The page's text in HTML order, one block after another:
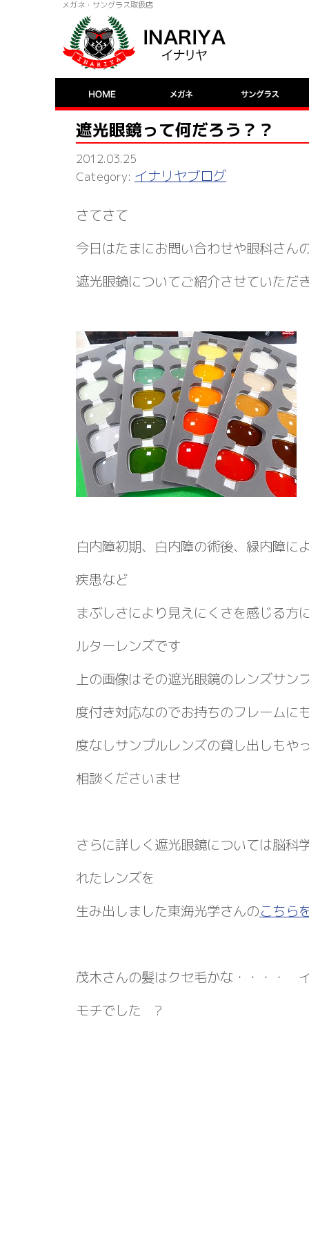
メガネ・サングラス取扱店
遮光眼鏡って何だろう？？
2012.03.25
イナリヤブログ
さてさて
今日はたまにお問い合わせや眼科さん
遮光眼鏡についてご紹介させていただ
白内障初期、白内障の術後、緑内障に
疾患など
まぶしさにより見えにくさを感じる方
ルターレンズです
上の画像はその遮光眼鏡のレンズサン
度付き対応なのでお持ちのフレームに
度なしサンプルレンズの貸し出しもや
相談くださいませ
さらに詳しく遮光眼鏡については脳科
れたレンズを
生み出しました東海光学さんのこちら
茂木さんの髪はクセ毛かな・・・・
モチでした ?